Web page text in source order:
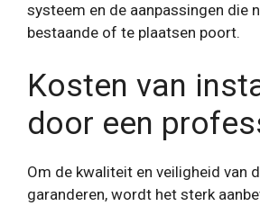
systeem en de aanpassingen die
bestaande of te plaatsen poort.
Kosten van
door een
Om de kwaliteit en veiligheid van
garanderen, wordt het sterk